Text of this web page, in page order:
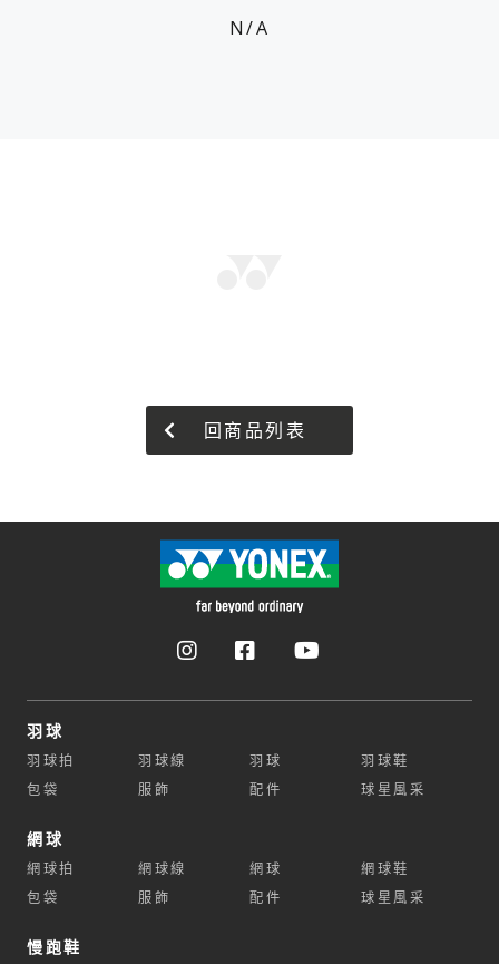
N/A
回商品列表
羽球
羽球拍 羽球線 羽球
羽球鞋
包袋
服飾 配件 球星風采
網球
網球拍 網球線 網球
網球鞋
包袋
服飾 配件 球星風采
慢跑鞋